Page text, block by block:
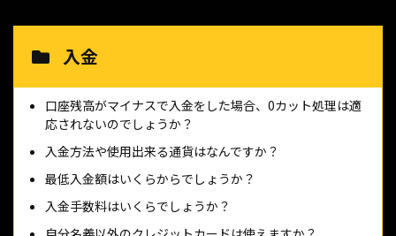
入金
口座残高がマイナスで入金をした場合、0カット処理は適
応されないのでしょうか？
入金方法や使用出来る通貨はなんですか？
最低入金額はいくらからでしょうか？
入金手数料はいくらでしょうか？